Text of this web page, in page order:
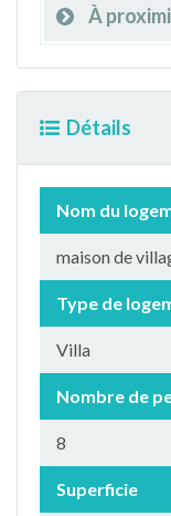
À
Détails
Nom du
maison de
Type de
Villa
Nombre de
8
Superficie